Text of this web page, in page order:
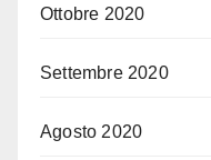
Ottobre 2020
Settembre 2020
Agosto 2020